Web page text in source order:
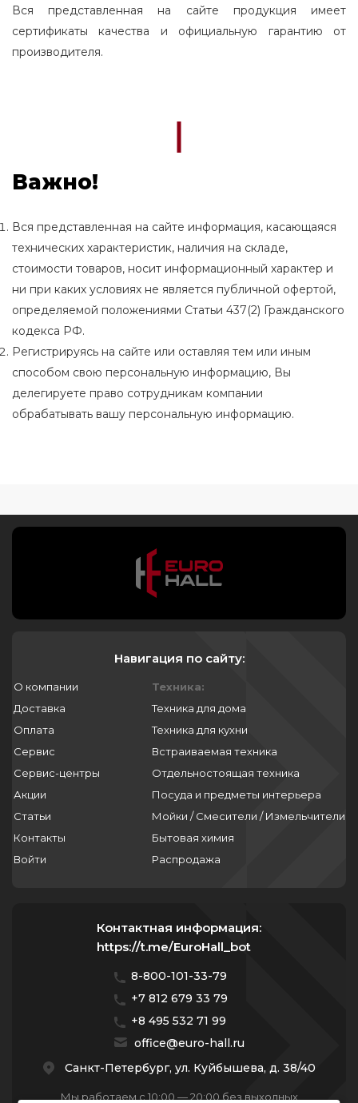
Вся представленная на сайте продукция имеет
сертификаты качества и официальную гарантию от
производителя.
Важно!
Вся представленная на сайте информация, касающаяся
технических характеристик, наличия на складе,
стоимости товаров, носит информационный характер и
ни при каких условиях не является публичной офертой,
определяемой положениями Статьи 437(2) Гражданского
кодекса РФ.
Регистрируясь на сайте или оставляя тем или иным
способом свою персональную информацию, Вы
делегируете право сотрудникам компании
обрабатывать вашу персональную информацию.
Навигация по сайту:
О компании
Доставка
Оплата
Сервис
Сервис-центры
Акции
Статьи
Контакты
Войти
Техника:
Техника для дома
Техника для кухни
Встраиваемая техника
Отдельностоящая техника
Посуда и предметы интерьера
Мойки / Смесители / Измельчители
Бытовая химия
Распродажа
Контактная информация:
https://t.me/EuroHall_bot
8-800-101-33-79
+7 812 679 33 79
+8 495 532 71 99
office@euro-hall.ru
Санкт-Петербург, ул. Куйбышева, д. 38/40
Мы работаем с 10:00 — 20:00 без выходных